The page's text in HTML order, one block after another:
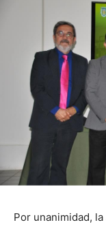
Por unanimidad,